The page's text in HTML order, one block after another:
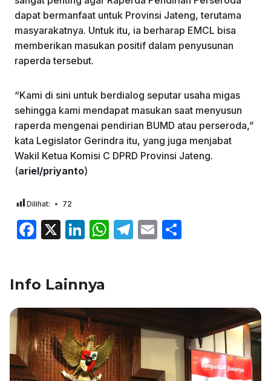
dapat bermanfaat untuk Provinsi Jateng, terutama
masyarakatnya. Untuk itu, ia berharap EMCL bisa
memberikan masukan positif dalam penyusunan
raperda tersebut.
“Kami di sini untuk berdialog seputar usaha migas
sehingga kami mendapat masukan saat menyusun
raperda mengenai pendirian BUMD atau perseroda,”
kata Legislator Gerindra itu, yang juga menjabat
Wakil Ketua Komisi C DPRD Provinsi Jateng.
(ariel/priyanto)
Dilihat: 72
F
e
b
o
o
k
X
Li
e
dI
n
W
A
p
p
T
a
m
E
Info Lainnya